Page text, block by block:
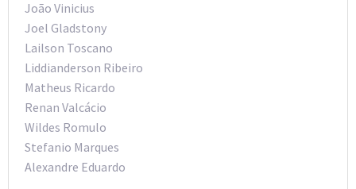
João Vinicius
Joel Gladstony
Lailson Toscano
Liddianderson Ribeiro
Matheus Ricardo
Renan Valcácio
Wildes Romulo
Stefanio Marques
Alexandre Eduardo